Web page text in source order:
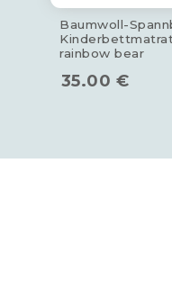
Baumwoll-
rainbow bear
35.00 €